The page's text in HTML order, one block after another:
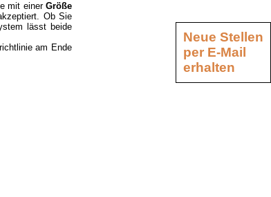
mit einer Größe
Ob Sie
lässt beide
am Ende
Neue Stellen
per E-Mail
erhalten